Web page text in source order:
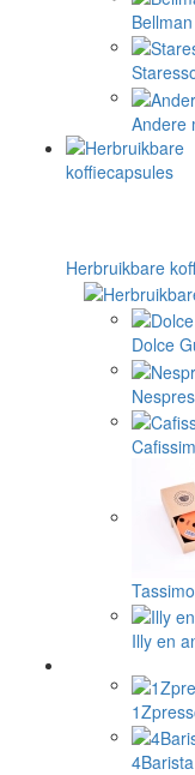
Andere
Herbruikbare
Dolce
Illy en
4Barista